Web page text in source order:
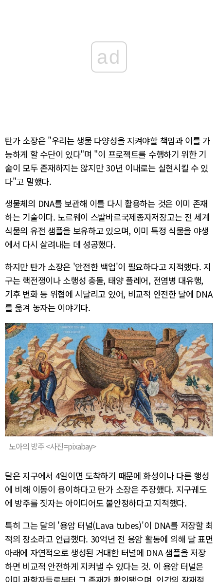
ad
탄가 소장은 "우리는 생물 다양성을 지켜야할 책임과 이를 가
능하게 할 수단이 있다"며 "이 프로젝트를 수행하기 위한 기
술이 모두 존재하지는 않지만 30년 이내로는 실현시킬 수 있
다"고 말했다.
생물체의 DNA를 보관해 이를 다시 활용하는 것은 이미 존재
하는 기술이다. 노르웨이 스발바르국제종자저장고는 전 세계
식물의 유전 샘플을 보유하고 있으며, 이미 특정 식물을 야생
에서 다시 살려내는 데 성공했다.
하지만 탄가 소장은 '안전한 백업'이 필요하다고 지적했다. 지
구는 핵전쟁이나 소행성 충돌, 태양 플레어, 전염병 대유행,
기후 변화 등 위협에 시달리고 있어, 비교적 안전한 달에 DNA
를 옮겨 놓자는 이야기다.
노아의 방주 <사진=pixabay>
달은 지구에서 4일이면 도착하기 때문에 화성이나 다른 행성
에 비해 이동이 용이하다고 탄가 소장은 주장했다. 지구궤도
에 방주를 짓자는 아이디어도 불안정하다고 지적했다.
특히 그는 달의 '용암 터널(Lava tubes)'이 DNA를 저장할 최
적의 장소라고 언급했다. 30억년 전 용암 활동에 의해 달 표면
아래에 자연적으로 생성된 거대한 터널에 DNA 샘플을 저장
하면 비교적 안전하게 지켜낼 수 있다는 것. 이 용암 터널은